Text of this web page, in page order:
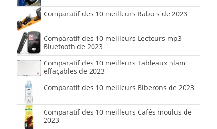
Comparatif des 10 meilleurs Rabots de 2023
Comparatif des 10 meilleurs Lecteurs mp3
Bluetooth de 2023
Comparatif des 10 meilleurs Tableaux blanc
effaçables de 2023
Comparatif des 10 meilleurs Biberons de 2023
Comparatif des 10 meilleurs Cafés moulus de
2023